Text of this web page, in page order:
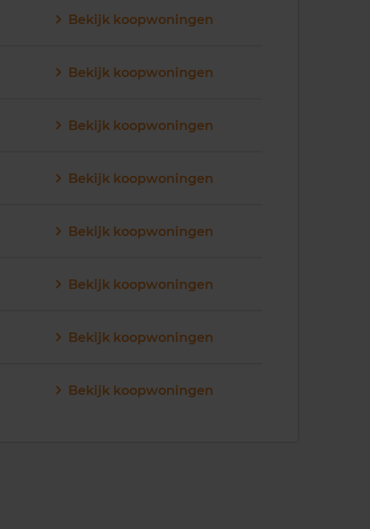
Bekijk koopwoningen
Bekijk koopwoningen
Bekijk koopwoningen
Bekijk koopwoningen
Bekijk koopwoningen
Bekijk koopwoningen
Bekijk koopwoningen
Bekijk koopwoningen